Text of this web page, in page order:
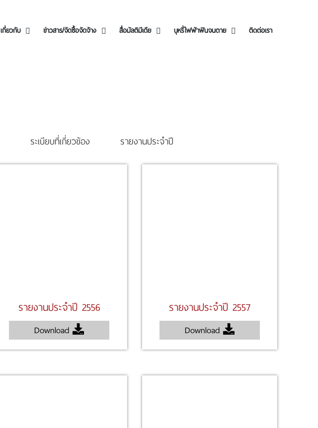
เกี่ยวกับ ข่าวสาร/จัดซื้อจัดจ้าง สื่อมัลติมีเดีย บุหรี่ไฟฟ้าฟินจนตาย ติดต่อเรา
ระเบียบที่เกี่ยวข้อง รายงานประจำปี
รายงานประจำปี 2556
Download
รายงานประจำปี 2557
Download